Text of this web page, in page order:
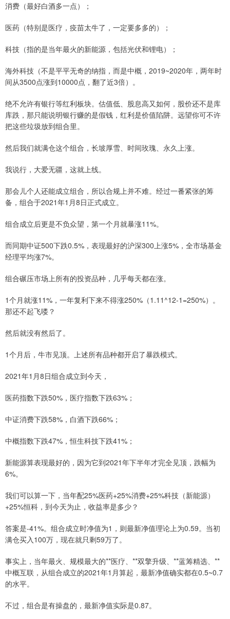
消费（最好白酒多一点）；
医药（特别是医疗，疫苗太牛了，一定要多多的）；
科技（指的是当年最火的新能源，包括光伏和锂电）；
海外科技（不是平平无奇的纳指，而是中概，2019~2020年，两年时
间从3500点涨到10000点，翻了近3倍）。
绝不允许有银行等红利板块。估值低、股息高又如何，股价还不是库
库跌，那只能说明银行赚的是假钱，红利是价值陷阱。远望你可不许
把这些垃圾放到组合里。
然后我们就满仓这个组合，长坡厚雪、时间玫瑰、永久上涨。
我说行，大爱无疆，这就上线。
那会儿个人还能成立组合，所以合规上并不难。经过一番紧张的筹
备，组合于2021年1月8日正式成立。
组合成立后更是不负众望，第一个月就暴涨11%。
而同期中证500下跌0.5%，表现最好的沪深300上涨5%，全市场基金
经理平均涨7%。
组合碾压市场上所有的投资品种，几乎每天都在涨。
1个月就涨11%，一年复利下来不得涨250%（1.11^12-1=250%）。
那还不起飞喽？
然后就没有然后了。
1个月后，牛市见顶。上述所有品种都开启了暴跌模式。
2021年1月8日组合成立到今天，
医药指数下跌50%，医疗指数下跌63%；
中证消费下跌58%，白酒下跌66%；
中概指数下跌47%，恒生科技下跌41%；
新能源算表现最好的，因为它到2021年下半年才完全见顶，跌幅为
6%。
我们可以算一下，当年配25%医药+25%消费+25%科技（新能源）
+25%恒科，到今天为止，收益率是多少？
答案是-41%。组合成立时净值为1，则最新净值理论上为0.59。当初
满仓买入100万，现在就只剩59万了。
事实上，当年最火、规模最大的**医疗、**双擎升级、**蓝筹精选、**
中概互联，从组合成立的2021年1月算起，最新净值确实都在0.5~0.7
的水平。
不过，组合是有操盘的，最新净值实际是0.87。